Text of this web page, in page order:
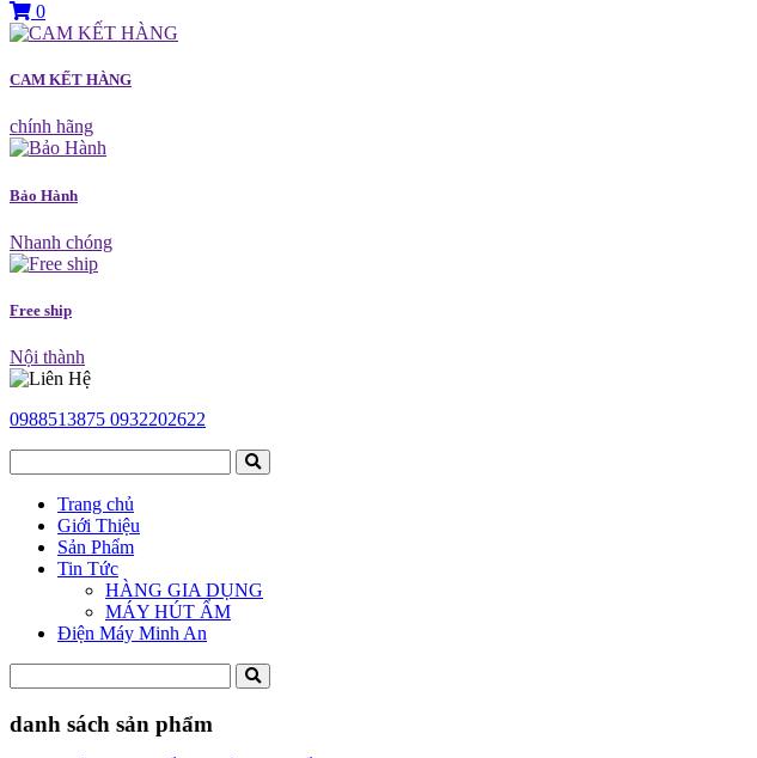
0
CAM KẾT HÀNG
chính hãng
Bảo Hành
Nhanh chóng
Free ship
Nội thành
0988513875 0932202622
Trang chủ
Giới Thiệu
Sản Phẩm
Tin Tức
HÀNG GIA DỤNG
MÁY HÚT ẨM
Điện Máy Minh An
danh sách sản phẩm